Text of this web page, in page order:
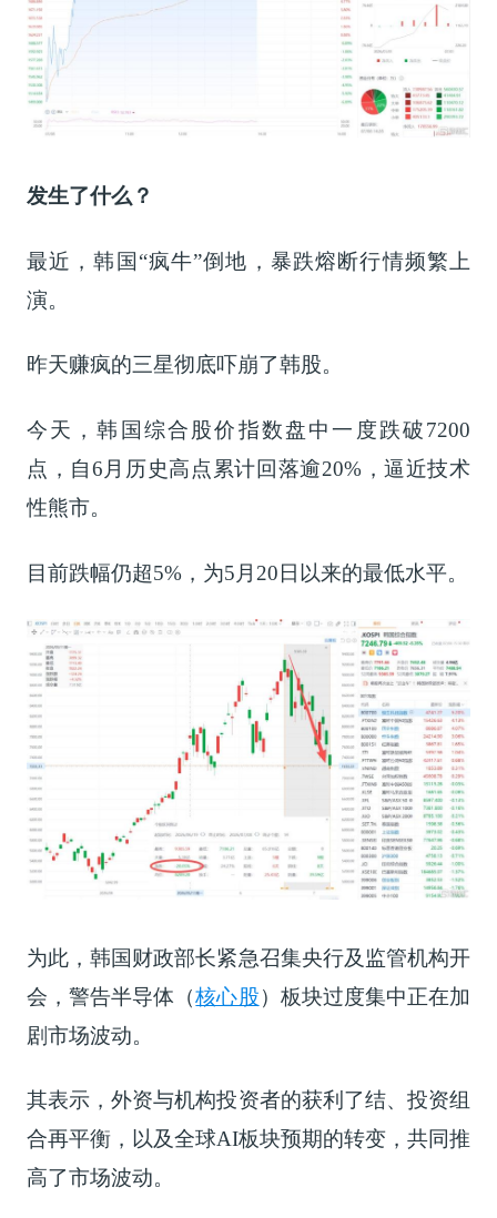
发生了什么？
最近，韩国“疯牛”倒地，暴跌熔断行情频繁上
演。
昨天赚疯的三星彻底吓崩了韩股。
今天，韩国综合股价指数盘中一度跌破7200
点，自6月历史高点累计回落逾20%，逼近技术
性熊市。
目前跌幅仍超5%，为5月20日以来的最低水平。
为此，韩国财政部长紧急召集央行及监管机构开
会，警告半导体（核心股） 板块过度集中正在加
剧市场波动。
其表示，外资与机构投资者的获利了结、投资组
合再平衡，以及全球AI板块预期的转变，共同推
高了市场波动。